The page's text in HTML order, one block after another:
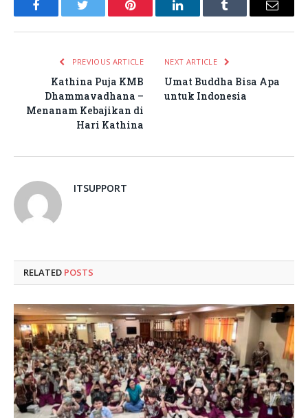
FacebookTwitter Pinterest LinkedInTumblr Email
PREVIOUS ARTICLE
Kathina Puja KMB
Dhammavadhana –
Menanam Kebajikan di
Hari Kathina
NEXT ARTICLE
Umat Buddha Bisa Apa
untuk Indonesia
ITSUPPORT
RELATED POSTS